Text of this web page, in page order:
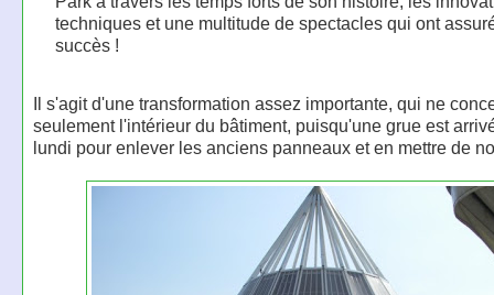
techniques et une multitude de spectacles qui ont
succès !
Il s'agit d'une transformation assez importante, qui ne
seulement l'intérieur du bâtiment, puisqu'une grue est
lundi pour enlever les anciens panneaux et en mettre de